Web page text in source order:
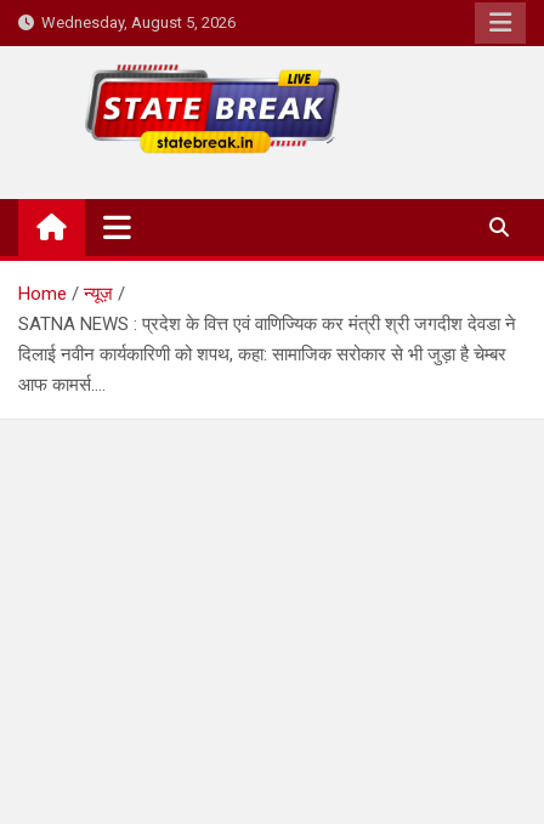
Skip
to
Wednesday, August 5, 2026
State Break
Home
न्यूज़
SATNA NEWS : प्रदेश के वित्त एवं वाणिज्यिक कर मंत्री श्री जगदीश देवडा ने
दिलाई नवीन कार्यकारिणी को शपथ, कहा: सामाजिक सरोकार से भी जुड़ा है चेम्बर
आफ कामर्स….